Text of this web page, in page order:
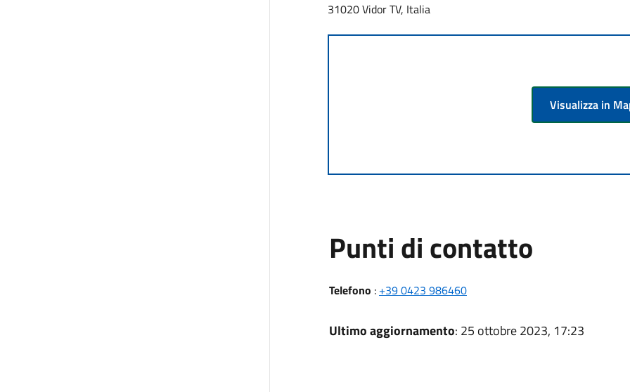
31020 Vidor TV, Italia
Visualizza in
Punti di contatto
Telefono : +39 0423 986460
Ultimo aggiornamento: 25 ottobre 2023, 17:23